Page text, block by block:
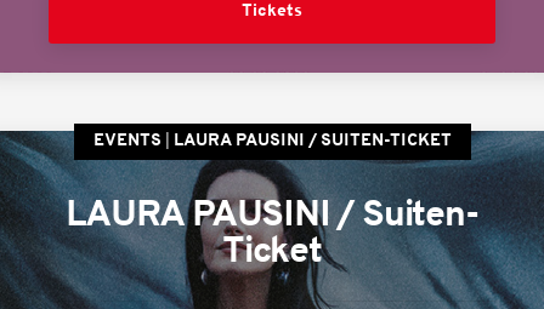
Tickets
EVENTS LAURA PAUSINI / SUITEN-TICKET
LAURA PAUSINI / Suiten-
Ticket